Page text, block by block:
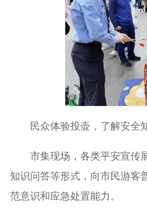
民众体验投壶，了解安全
市集现场，各类平安宣传展
知识问答等形式，向市民游客
范意识和应急处置能力。